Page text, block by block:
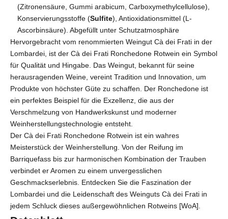
(Zitronensäure, Gummi arabicum, Carboxymethylcellulose),
Konservierungsstoffe (Sulfite), Antioxidationsmittel (L-
Ascorbinsäure). Abgefüllt unter Schutzatmosphäre
Hervorgebracht vom renommierten Weingut Cà dei Frati in der
Lombardei, ist der Cà dei Frati Ronchedone Rotwein ein Symbol
für Qualität und Hingabe. Das Weingut, bekannt für seine
herausragenden Weine, vereint Tradition und Innovation, um
Produkte von höchster Güte zu schaffen. Der Ronchedone ist
ein perfektes Beispiel für die Exzellenz, die aus der
Verschmelzung von Handwerkskunst und moderner
Weinherstellungstechnologie entsteht.
Der Cà dei Frati Ronchedone Rotwein ist ein wahres
Meisterstück der Weinherstellung. Von der Reifung im
Barriquefass bis zur harmonischen Kombination der Trauben
verbindet er Aromen zu einem unvergesslichen
Geschmackserlebnis. Entdecken Sie die Faszination der
Lombardei und die Leidenschaft des Weinguts Cà dei Frati in
jedem Schluck dieses außergewöhnlichen Rotweins [WoA].